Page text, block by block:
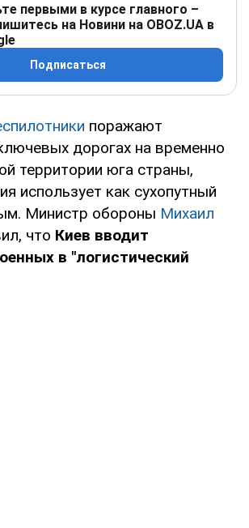
первыми в курсе главного –
на Новини на OBOZ.UA в
Подписаться
поражают
дорогах на временно
территории юга страны,
использует как сухопутный
Министр обороны Михаил
что Киев вводит
в "логистический